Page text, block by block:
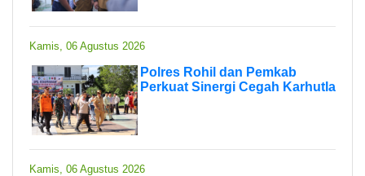
Kamis, 06 Agustus 2026
Polres Rohil dan Pemkab
Perkuat Sinergi Cegah Karhutla
Kamis, 06 Agustus 2026